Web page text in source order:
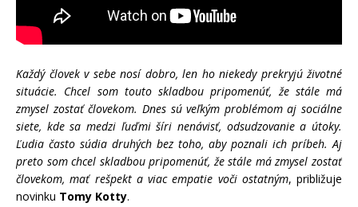
Každý človek v sebe nosí dobro, len ho niekedy prekryjú životné
situácie. Chcel som touto skladbou pripomenúť, že stále má
zmysel zostať človekom. Dnes sú veľkým problémom aj sociálne
siete, kde sa medzi ľuďmi šíri nenávisť, odsudzovanie a útoky.
Ľudia často súdia druhých bez toho, aby poznali ich príbeh. Aj
preto som chcel skladbou pripomenúť, že stále má zmysel zostať
človekom, mať rešpekt a viac empatie voči ostatným, približuje
novinku Tomy Kotty.